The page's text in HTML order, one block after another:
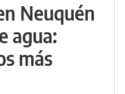
Neuquén
agua:
más